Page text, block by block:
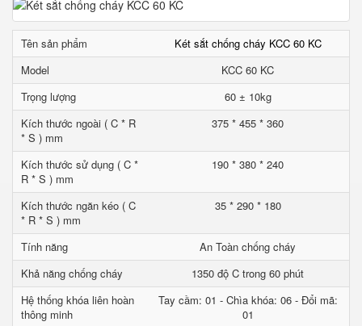
Tên sản phẩm
Két sắt chống cháy KCC 60 KC
Model
KCC 60 KC
Trọng lượng
60 ± 10kg
Kích thước ngoài ( C * R
* S ) mm
375 * 455 * 360
Kích thước sử dụng ( C *
R * S ) mm
190 * 380 * 240
Kích thước ngăn kéo ( C
* R * S ) mm
35 * 290 * 180
Tính năng
An Toàn chống cháy
Khả năng chống cháy
1350 độ C trong 60 phút
Hệ thống khóa liên hoàn
thông minh
Tay cầm: 01 - Chìa khóa: 06 - Đổi mã:
01